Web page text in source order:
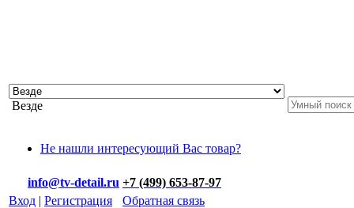
Везде
Не нашли интересующий Вас товар?
info@tv-detail.ru +7 (499) 653-87-97
Вход | Регистрация
Обратная связь